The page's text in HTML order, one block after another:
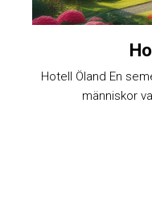
Hotell Öland En
människor